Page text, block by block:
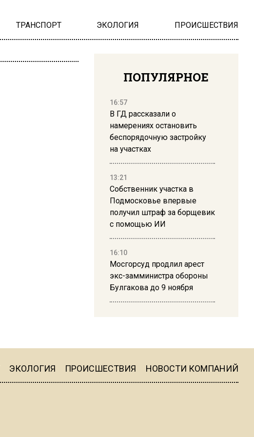
ТРАНСПОРТ ЭКОЛОГИЯ ПРОИСШЕСТВИЯ
ПОПУЛЯРНОЕ
16:57
В ГД рассказали о
намерениях остановить
беспорядочную застройку
на участках
13:21
Собственник участка в
Подмосковье впервые
получил штраф за борщевик
с помощью ИИ
16:10
Мосгорсуд продлил арест
экс-замминистра обороны
Булгакова до 9 ноября
16:19
ЭКОЛОГИЯ ПРОИСШЕСТВИЯ НОВОСТИ КОМПАНИЙ